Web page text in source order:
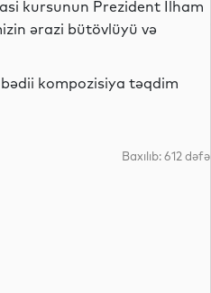
kursunun Prezident İlham
ərazi bütövlüyü və
kompozisiya təqdim
Baxılıb: 612 dəfə